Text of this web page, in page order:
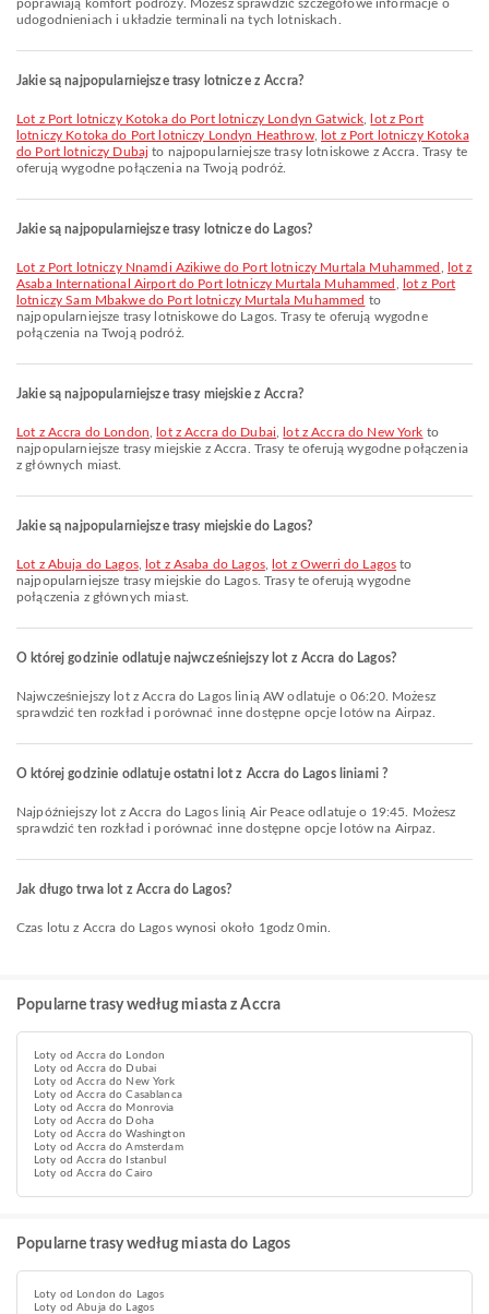
poprawiają komfort podróży. Możesz sprawdzić szczegółowe informacje o
udogodnieniach i układzie terminali na tych lotniskach.
Jakie są najpopularniejsze trasy lotnicze z Accra?
lot z Port lotniczy Kotoka do Port lotniczy Londyn Gatwick
lot z Port
lotniczy Kotoka do Port lotniczy Londyn Heathrow,
lot z Port lotniczy Kotoka
do Port lotniczy Dubaj to najpopularniejsze trasy lotniskowe z Accra. Trasy te
oferują wygodne połączenia na Twoją podróż.
Jakie są najpopularniejsze trasy lotnicze do Lagos?
lot z Port lotniczy Nnamdi Azikiwe do Port lotniczy Murtala Muhammed
lot z
Asaba International Airport do Port lotniczy Murtala Muhammed
lot z Port
lotniczy Sam Mbakwe do Port lotniczy Murtala Muhammed to
najpopularniejsze trasy lotniskowe do Lagos. Trasy te oferują wygodne
połączenia na Twoją podróż.
Jakie są najpopularniejsze trasy miejskie z Accra?
lot z Accra do London lot z Accra do Dubai lot z Accra do New York to
najpopularniejsze trasy miejskie z Accra. Trasy te oferują wygodne połączenia
z głównych miast.
Jakie są najpopularniejsze trasy miejskie do Lagos?
lot z Abuja do Lagos, lot z Asaba do Lagos, lot z Owerri do Lagos to
najpopularniejsze trasy miejskie do Lagos. Trasy te oferują wygodne
połączenia z głównych miast.
O której godzinie odlatuje najwcześniejszy lot z Accra do Lagos?
Najwcześniejszy lot z Accra do Lagos linią AW odlatuje o 06:20. Możesz
sprawdzić ten rozkład i porównać inne dostępne opcje lotów na Airpaz.
O której godzinie odlatuje ostatni lot z Accra do Lagos liniami ?
Najpóźniejszy lot z Accra do Lagos linią Air Peace odlatuje o 19:45. Możesz
sprawdzić ten rozkład i porównać inne dostępne opcje lotów na Airpaz.
Jak długo trwa lot z Accra do Lagos?
Czas lotu z Accra do Lagos wynosi około 1godz 0min.
Popularne trasy według miasta z Accra
Loty od Accra do London
Loty od Accra do Dubai
Loty od Accra do New York
Loty od Accra do Casablanca
Loty od Accra do Monrovia
Loty od Accra do Doha
Loty od Accra do Washington
Loty od Accra do Amsterdam
Loty od Accra do Istanbul
Loty od Accra do Cairo
Popularne trasy według miasta do Lagos
Loty od London do Lagos
Loty od Abuja do Lagos